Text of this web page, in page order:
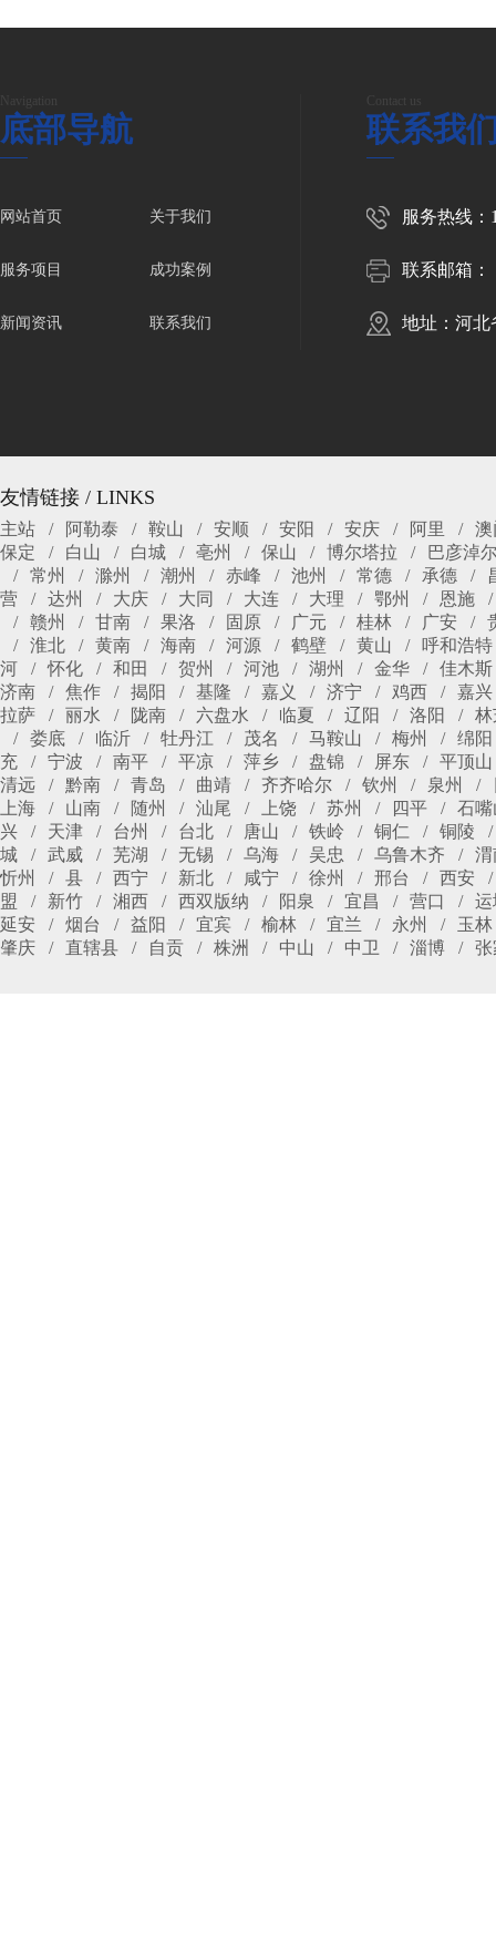
底部导航
网站首页 关于我们
服务项目 成功案例
新闻资讯 联系我们
联系我
服务热线：
联系邮箱：
地址：河北
友情链接 / LINKS
主站 阿勒泰 鞍山 安顺 安阳 安庆 阿里
澳
保定
白山 白城 亳州 保山 博尔塔拉
巴彦淖
常州
滁州 潮州 赤峰 池州 常德 承德
营
达州 大庆 大同 大连 大理 鄂州
恩施
赣州
甘南 果洛 固原 广元 桂林 广安
淮北
黄南 海南 河源 鹤壁 黄山
呼和浩特
河
怀化 和田 贺州 河池 湖州 金华
佳木斯
济南
焦作 揭阳 基隆 嘉义 济宁 鸡西
嘉兴
拉萨
丽水 陇南 六盘水 临夏 辽阳 洛阳
林
娄底
临沂 牡丹江 茂名 马鞍山 梅州
绵阳
充
宁波 南平 平凉 萍乡 盘锦 屏东
平顶山
清远
黔南 青岛 曲靖 齐齐哈尔 钦州 泉州
上海
山南 随州 汕尾 上饶 苏州 四平
石嘴
兴
天津 台州 台北 唐山 铁岭 铜仁
铜陵
城
武威 芜湖 无锡 乌海 吴忠 乌鲁木齐
渭
忻州
县 西宁 新北 咸宁 徐州 邢台
西安
盟
新竹 湘西 西双版纳 阳泉 宜昌 营口
运
延安
烟台 益阳 宜宾 榆林 宜兰 永州
玉林
肇庆
直辖县 自贡 株洲 中山 中卫 淄博 张